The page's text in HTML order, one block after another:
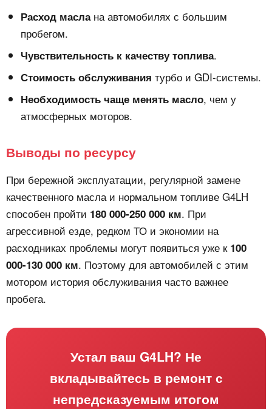
Расход маслана автомобилях с большим
пробегом.
Чувствительность к качеству топлива.
Стоимость обслуживания турбо и GDI-системы.
Необходимость чаще менять масло, чем у
атмосферных моторов.
Выводы по ресурсу
При бережной эксплуатации, регулярной замене
качественного масла и нормальном топливе G4LH
способен пройти 180 000-250 000 км. При
агрессивной езде, редком ТО и экономии на
расходниках проблемы могут появиться уже к 100
000-130 000 км. Поэтому для автомобилей с этим
мотором история обслуживания часто важнее
пробега.
Устал ваш G4LH? Не
вкладывайтесь в ремонт с
непредсказуемым итогом